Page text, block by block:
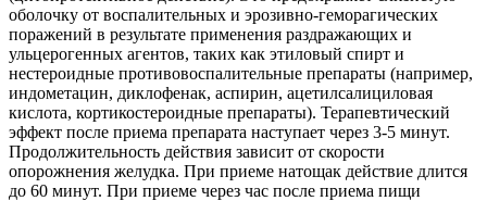
оболочку от воспалительных и эрозивно-геморагических
поражений в результате применения раздражающих и
ульцерогенных агентов, таких как этиловый спирт и
нестероидные противовоспалительные препараты (например,
индометацин, диклофенак, аспирин, ацетилсалициловая
кислота, кортикостероидные препараты). Терапевтический
эффект после приема препарата наступает через 3-5 минут.
Продолжительность действия зависит от скорости
опорожнения желудка. При приеме натощак действие длится
до 60 минут. При приеме через час после приема пищи